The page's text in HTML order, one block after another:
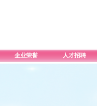
企业荣誉 人才招聘